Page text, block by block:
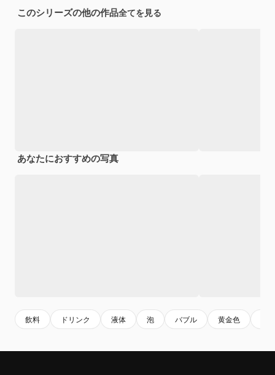
このシリーズの他の作品全てを見る
あなたにおすすめの写真
飲料 ドリンク 液体 泡 バブル 黄金色